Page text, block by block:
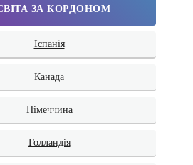
ЗА КОРДОНОМ
Іспанія
Канада
Німеччина
Голландія